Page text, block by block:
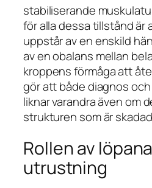
stabiliserande
för alla dessa tillstånd är
uppstår av en enskild
av en obalans mellan
kroppens förmåga att
gör att både diagnos
liknar varandra även om
strukturen som är
Rollen av
utrustning